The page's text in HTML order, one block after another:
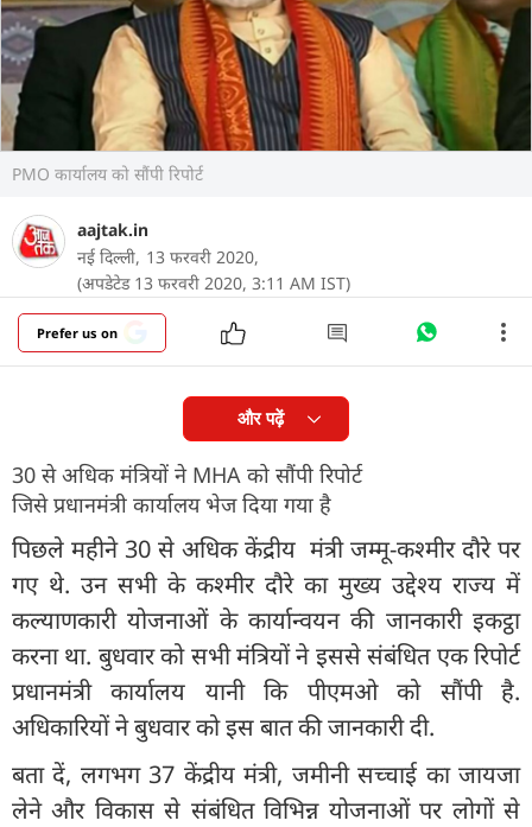
PMO कार्यालय को सौंपी रिपोर्ट
aajtak.in
नई दिल्ली, 13 फरवरी 2020,
(अपडेटेड 13 फरवरी 2020, 3:11 AM IST)
Prefer us on
और पढ़ें
30 से अधिक मंत्रियों ने MHA को सौंपी रिपोर्ट
जिसे प्रधानमंत्री कार्यालय भेज दिया गया है
पिछले महीने 30 से अधिक केंद्रीय मंत्री जम्मू-कश्मीर दौरे पर
गए थे. उन सभी के कश्मीर दौरे का मुख्य उद्देश्य राज्य में
कल्याणकारी योजनाओं के कार्यान्वयन की जानकारी इकट्ठा
करना था. बुधवार को सभी मंत्रियों ने इससे संबंधित एक रिपोर्ट
प्रधानमंत्री कार्यालय यानी कि पीएमओ को सौंपी है.
अधिकारियों ने बुधवार को इस बात की जानकारी दी.
बता दें, लगभग 37 केंद्रीय मंत्री, जमीनी सच्चाई का जायजा
लेने और विकास से संबंधित विभिन्न योजनाओं पर लोगों से